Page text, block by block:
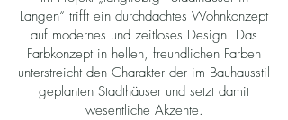
Langen“ trifft ein durchdachtes Wohnkonzept
auf modernes und zeitloses Design. Das
Farbkonzept in hellen, freundlichen Farben
unterstreicht den Charakter der im Bauhausstil
geplanten Stadthäuser und setzt damit
wesentliche Akzente.